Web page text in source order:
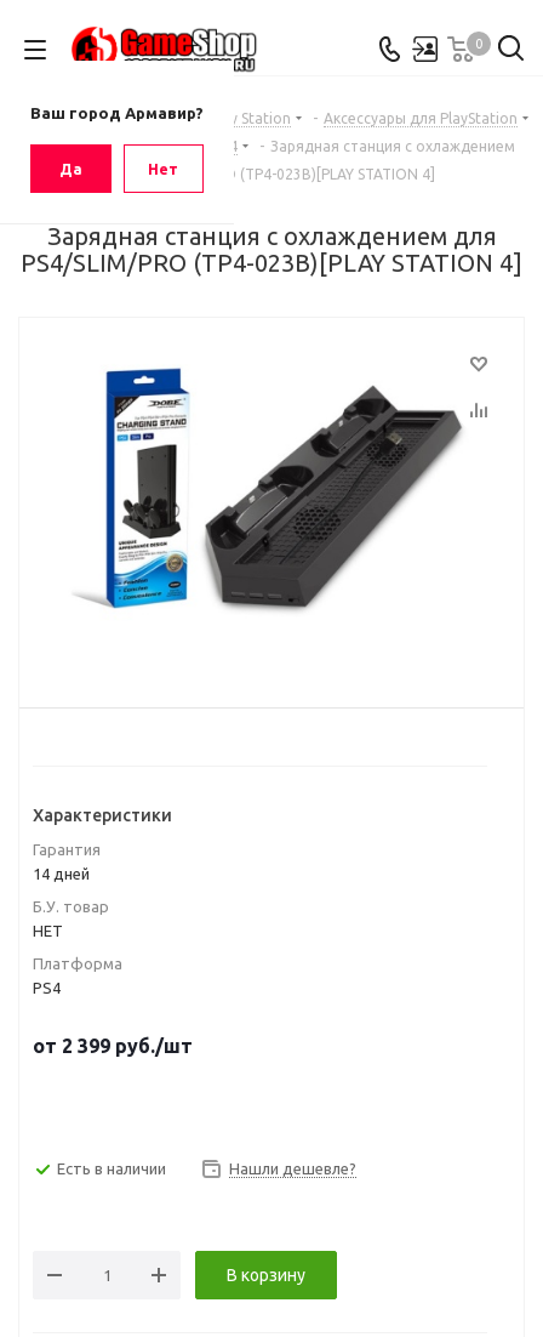
Ваш город Армавир?
Да Нет
0
Главная - Каталог - Sony Play Station - Аксессуары для PlayStation
- Аксессуары PlayStation 4 - Зарядная станция с охлаждением
для PS4/SLIM/PRO (TP4-023B)[PLAY STATION 4]
Зарядная станция с охлаждением для
PS4/SLIM/PRO (TP4-023B)[PLAY STATION 4]
Характеристики
Гарантия
14 дней
Б.У. товар
НЕТ
Платформа
PS4
от 2 399 руб./шт
Есть в наличии Нашли дешевле?
В корзину